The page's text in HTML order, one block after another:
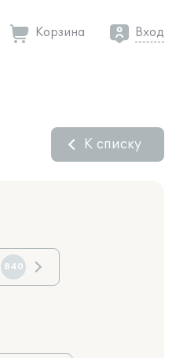
Корзина Вход
К списку
840